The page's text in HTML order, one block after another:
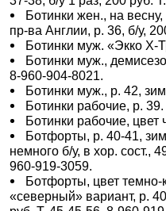
Ботинки жен., на
пр-ва Англии, р. 36, б/у,
Ботинки муж. «Экко Х-
Ботинки муж.,
8-960-904-8021.
Ботинки муж., р. 42,
Ботинки рабочие, р.
Ботинки рабочие,
Ботфорты, р. 40-41,
немного б/у, в хор. сост.,
960-919-3059.
Ботфорты, цвет темно-
«северный» вариант, р.